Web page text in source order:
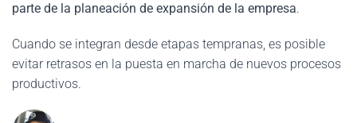
parte de la planeación de expansión de la empresa.
Cuando se integran desde etapas tempranas, es posible
evitar retrasos en la puesta en marcha de nuevos procesos
productivos.